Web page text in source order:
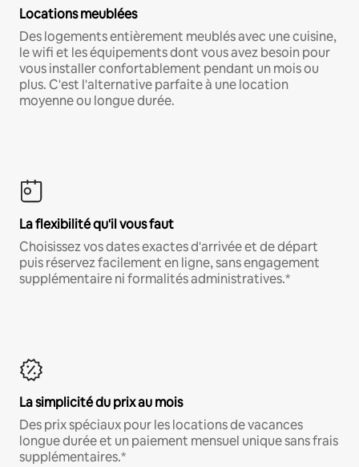
Locations meublées
Des logements entièrement meublés avec une cuisine,
le wifi et les équipements dont vous avez besoin pour
vous installer confortablement pendant un mois ou
plus. C'est l'alternative parfaite à une location
moyenne ou longue durée.
La flexibilité qu'il vous faut
Choisissez vos dates exactes d'arrivée et de départ
puis réservez facilement en ligne, sans engagement
supplémentaire ni formalités administratives.*
La simplicité du prix au mois
Des prix spéciaux pour les locations de vacances
longue durée et un paiement mensuel unique sans frais
supplémentaires.*